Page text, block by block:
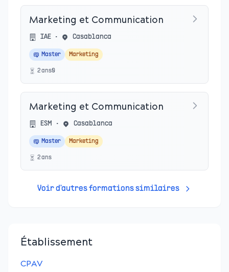
Marketing et Communication
IAE • Casablanca
Master Marketing
2ans0
Marketing et Communication
ESM • Casablanca
Master Marketing
2ans
Voir d'autres formations similaires
Établissement
CPAV